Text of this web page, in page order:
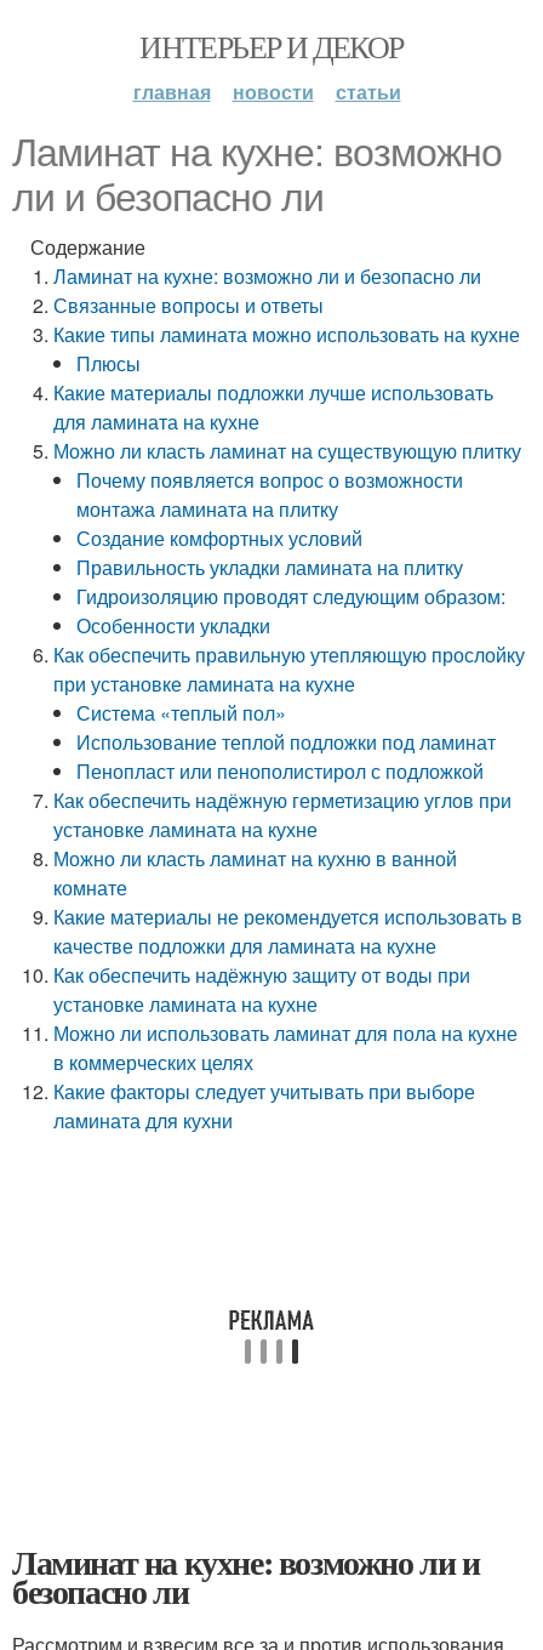
ИНТЕРЬЕР И ДЕКОР
главная новости статьи
Ламинат на кухне: возможно
ли и безопасно ли
Содержание
Ламинат на кухне: возможно ли и безопасно ли
Связанные вопросы и ответы
Какие типы ламината можно использовать на кухне
Плюсы
Какие материалы подложки лучше использовать
для ламината на кухне
Можно ли класть ламинат на существующую плитку
Почему появляется вопрос о возможности
монтажа ламината на плитку
Создание комфортных условий
Правильность укладки ламината на плитку
Гидроизоляцию проводят следующим образом:
Особенности укладки
Как обеспечить правильную утепляющую прослойку
при установке ламината на кухне
Система «теплый пол»
Использование теплой подложки под ламинат
Пенопласт или пенополистирол с подложкой
Как обеспечить надёжную герметизацию углов при
установке ламината на кухне
Можно ли класть ламинат на кухню в ванной
комнате
Какие материалы не рекомендуется использовать в
качестве подложки для ламината на кухне
Как обеспечить надёжную защиту от воды при
установке ламината на кухне
Можно ли использовать ламинат для пола на кухне
в коммерческих целях
Какие факторы следует учитывать при выборе
ламината для кухни
Ламинат на кухне: возможно ли и
безопасно ли